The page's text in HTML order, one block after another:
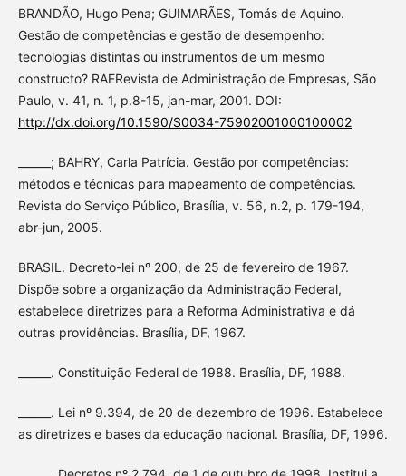
BRANDÃO, Hugo Pena; GUIMARÃES, Tomás de Aquino.
Gestão de competências e gestão de desempenho:
tecnologias distintas ou instrumentos de um mesmo
constructo? RAERevista de Administração de Empresas, São
Paulo, v. 41, n. 1, p.8-15, jan-mar, 2001. DOI:
http://dx.doi.org/10.1590/S0034-75902001000100002
______; BAHRY, Carla Patrícia. Gestão por competências:
métodos e técnicas para mapeamento de competências.
Revista do Serviço Público, Brasília, v. 56, n.2, p. 179-194,
abr-jun, 2005.
BRASIL. Decreto-lei nº 200, de 25 de fevereiro de 1967.
Dispõe sobre a organização da Administração Federal,
estabelece diretrizes para a Reforma Administrativa e dá
outras providências. Brasília, DF, 1967.
______. Constituição Federal de 1988. Brasília, DF, 1988.
______. Lei nº 9.394, de 20 de dezembro de 1996. Estabelece
as diretrizes e bases da educação nacional. Brasília, DF, 1996.